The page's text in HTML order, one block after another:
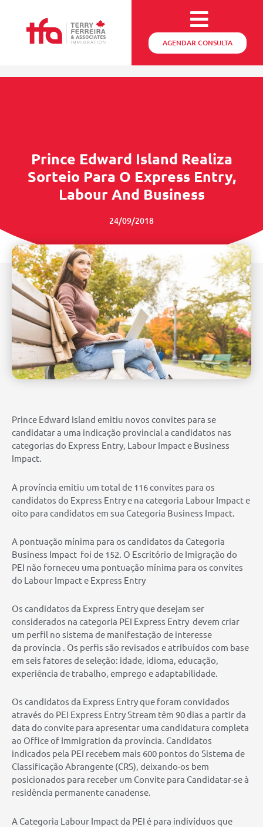
AGENDAR CONSULTA
Prince Edward Island Realiza
Sorteio Para O Express Entry,
Labour And Business
24/09/2018
Prince Edward Island emitiu novos convites para se
candidatar a uma indicação provincial a candidatos nas
categorias do Express Entry, Labour Impact e Business
Impact.
A província emitiu um total de 116 convites para os
candidatos do Express Entry e na categoria Labour Impact e
oito para candidatos em sua Categoria Business Impact.
A pontuação mínima para os candidatos da Categoria
Business Impact foi de 152. O Escritório de Imigração do
PEI não forneceu uma pontuação mínima para os convites
do Labour Impact e Express Entry
Os candidatos da Express Entry que desejam ser
considerados na categoria PEI Express Entry devem criar
um perfil no sistema de manifestação de interesse
da província . Os perfis são revisados ​​e atribuídos com base
em seis fatores de seleção: idade, idioma, educação,
experiência de trabalho, emprego e adaptabilidade.
Os candidatos da Express Entry que foram convidados
através do PEI Express Entry Stream têm 90 dias a partir da
data do convite para apresentar uma candidatura completa
ao Office of Immigration da província. Candidatos
indicados pela PEI recebem mais 600 pontos do Sistema de
Classificação Abrangente (CRS), deixando-os bem
posicionados para receber um Convite para Candidatar-se à
residência permanente canadense.
A Categoria Labour Impact da PEI é para indivíduos que